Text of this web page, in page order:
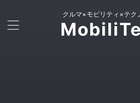
クルマ×モビリティ×テク